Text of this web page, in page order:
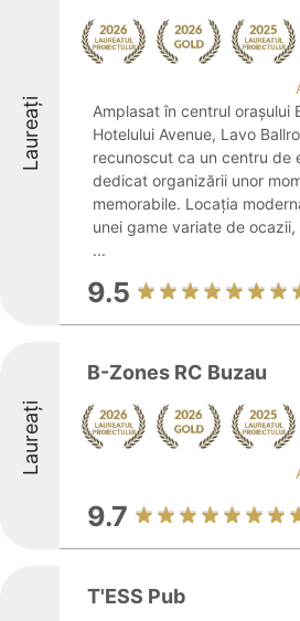
Laureați
Amplasat în centrul orașului
Hotelului Avenue, Lavo
recunoscut ca un centru de
dedicat organizării unor
memorabile. Locația
unei game variate de ocazii,
...
9.5
Laureați
B-Zones RC Buzau
9.7
T'ESS Pub